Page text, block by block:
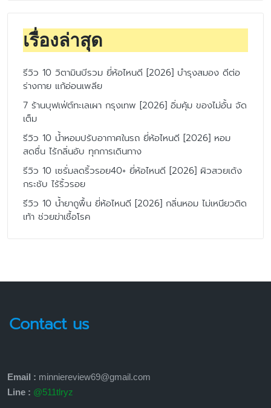
เรื่องล่าสุด
รีวิว 10 วิตามินบีรวม ยี่ห้อไหนดี [2026] บำรุงสมอง ดีต่อ
ร่างกาย แก้อ่อนเพลีย
7 ร้านบุฟเฟ่ต์ทะเลเผา กรุงเทพ [2026] อิ่มคุ้ม ของไม่อั้น จัด
เต็ม
รีวิว 10 น้ำหอมปรับอากาศในรถ ยี่ห้อไหนดี [2026] หอม
สดชื่น ไร้กลิ่นอับ ทุกการเดินทาง
รีวิว 10 เซรั่มลดริ้วรอย40+ ยี่ห้อไหนดี [2026] ผิวสวยเด้ง
กระชับ ไร้ริ้วรอย
รีวิว 10 น้ำยาถูพื้น ยี่ห้อไหนดี [2026] กลิ่นหอม ไม่เหนียวติด
เท้า ช่วยฆ่าเชื้อโรค
Contact us
Email : minniereview69@gmail.com
Line : @511tlryz